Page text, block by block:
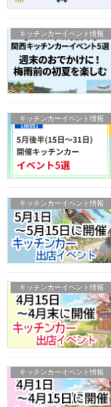
キッチンカーイベント情報
キッチンカーイベント情報
キッチンカーイベント情報
キッチンカーイベント情報
キッチンカーイベント情報